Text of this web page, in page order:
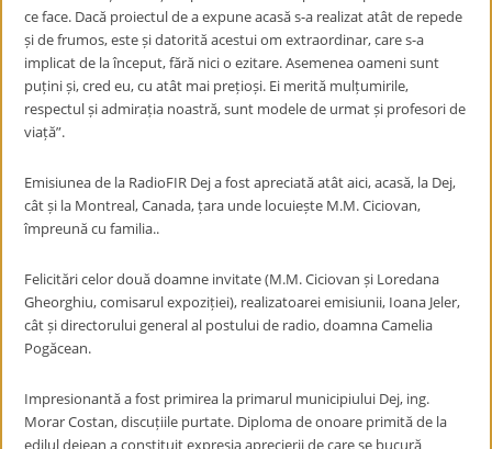
ce face. Dacă proiectul de a expune acasă s-a realizat atât de repede
și de frumos, este și datorită acestui om extraordinar, care s-a
implicat de la început, fără nici o ezitare. Asemenea oameni sunt
puțini și, cred eu, cu atât mai prețioși. Ei merită mulțumirile,
respectul și admirația noastră, sunt modele de urmat și profesori de
viață”.
Emisiunea de la RadioFIR Dej a fost apreciată atât aici, acasă, la Dej,
cât și la Montreal, Canada, țara unde locuiește M.M. Ciciovan,
împreună cu familia..
Felicitări celor două doamne invitate (M.M. Ciciovan și Loredana
Gheorghiu, comisarul expoziției), realizatoarei emisiunii, Ioana Jeler,
cât și directorului general al postului de radio, doamna Camelia
Pogăcean.
Impresionantă a fost primirea la primarul municipiului Dej, ing.
Morar Costan, discuțiile purtate. Diploma de onoare primită de la
edilul dejean a constituit expresia aprecierii de care se bucură